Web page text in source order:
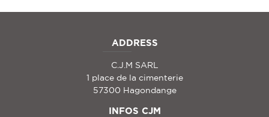
ADDRESS
C.J.M SARL
1 place de la cimenterie
57300 Hagondange
INFOS CJM